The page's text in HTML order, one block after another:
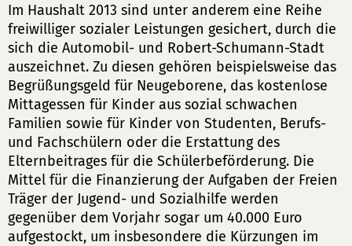
Im Haushalt 2013 sind unter anderem eine Reihe
freiwilliger sozialer Leistungen gesichert, durch die
sich die Automobil- und Robert-Schumann-Stadt
auszeichnet. Zu diesen gehören beispielsweise das
Begrüßungsgeld für Neugeborene, das kostenlose
Mittagessen für Kinder aus sozial schwachen
Familien sowie für Kinder von Studenten, Berufs-
und Fachschülern oder die Erstattung des
Elternbeitrages für die Schülerbeförderung. Die
Mittel für die Finanzierung der Aufgaben der Freien
Träger der Jugend- und Sozialhilfe werden
gegenüber dem Vorjahr sogar um 40.000 Euro
aufgestockt, um insbesondere die Kürzungen im